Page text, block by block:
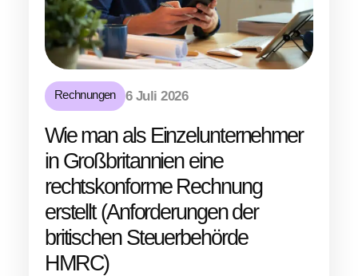
Rechnungen 6 Juli 2026
Wie man als Einzelunternehmer
in Großbritannien eine
rechtskonforme Rechnung
erstellt (Anforderungen der
britischen Steuerbehörde
HMRC)